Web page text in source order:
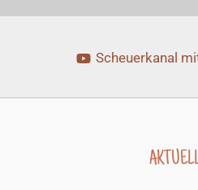
Scheuerkanal